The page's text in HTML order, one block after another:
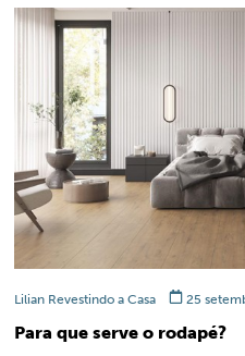
Lilian Revestindo a Casa 25
Para que serve o rodapé?